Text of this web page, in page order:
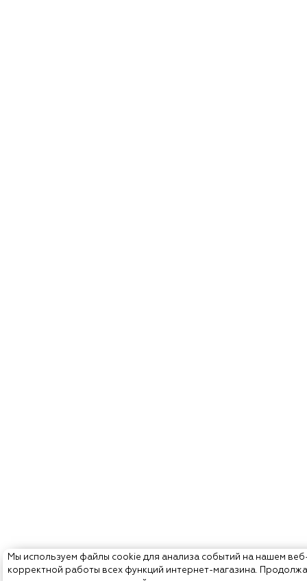
Мы используем файлы cookie для анализа событий на нашем
корректной работы всех функций интернет-магазина.